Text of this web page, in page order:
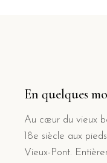
En quelques
Au cœur du vieux
18e siècle aux
Vieux-Pont.